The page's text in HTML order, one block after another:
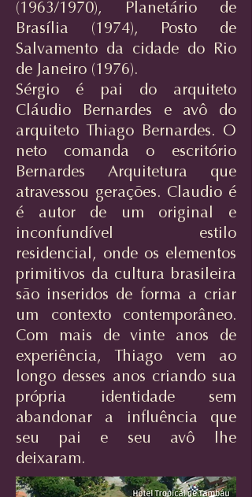
(1963/1970), Planetário de
Brasília (1974), Posto de
Salvamento da cidade do Rio
de Janeiro (1976).
Sérgio é pai do arquiteto
Cláudio Bernardes e avô do
arquiteto Thiago Bernardes. O
neto comanda o escritório
Bernardes Arquitetura que
atravessou gerações. Claudio é
é autor de um original e
inconfundível estilo
residencial, onde os elementos
primitivos da cultura brasileira
são inseridos de forma a criar
um contexto contemporâneo.
Com mais de vinte anos de
experiência, Thiago vem ao
longo desses anos criando sua
própria identidade sem
abandonar a influência que
seu pai e seu avô lhe
deixaram.